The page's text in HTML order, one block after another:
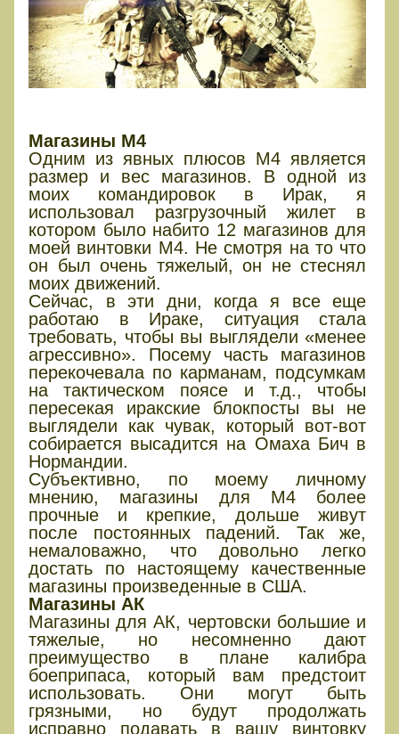
Магазины М4
Одним из явных плюсов М4 является
размер и вес магазинов. В одной из
моих командировок в Ирак, я
использовал разгрузочный жилет в
котором было набито 12 магазинов для
моей винтовки М4. Не смотря на то что
он был очень тяжелый, он не стеснял
моих движений.
Сейчас, в эти дни, когда я все еще
работаю в Ираке, ситуация стала
требовать, чтобы вы выглядели «менее
агрессивно». Посему часть магазинов
перекочевала по карманам, подсумкам
на тактическом поясе и т.д., чтобы
пересекая иракские блокпосты вы не
выглядели как чувак, который вот-вот
собирается высадится на Омаха Бич в
Нормандии.
Субъективно, по моему личному
мнению, магазины для М4 более
прочные и крепкие, дольше живут
после постоянных падений. Так же,
немаловажно, что довольно легко
достать по настоящему качественные
магазины произведенные в США.
Магазины АК
Магазины для АК, чертовски большие и
тяжелые, но несомненно дают
преимущество в плане калибра
боеприпаса, который вам предстоит
использовать. Они могут быть
грязными, но будут продолжать
исправно подавать в вашу винтовку